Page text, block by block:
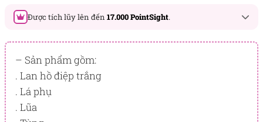
Được tích lũy lên đến 17.000 PointSight.
Đây là số PointSight ước tính bạn sẽ được tích lũy khi mua
sản phẩm hôm nay, tương ứng với quyền lợi hạng
BẠCH KIM
PointSight có giá trị dùng để trừ trực tiếp vào đơn hàng hoặc
đổi quà tặng ưu đãi tại Flowersight.
– Sản phẩm gồm:
. Lan hồ điệp trắng
. Lá phụ
. Lũa